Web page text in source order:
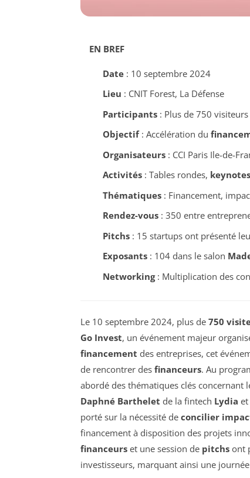
EN BREF
Date: 10 septembre 2024
Lieu : CNIT Forest, La Défense
Participants: Plus de 750 visiteurs
Objectif: Accélération du
Organisateurs: CCI Paris Ile-de-
Activités: Tables rondes, keynotes
Thématiques: Financement,
Rendez-vous: 350 entre
Pitchs: 15 startups ont présenté
Exposants: 104 dans le salon
Networking: Multiplication des
Le 10 septembre 2024, plus de 750
Go Invest, un événement majeur
financement des entreprises, cet
de rencontrer des financeurs. Au
abordé des thématiques clés concernant
Daphné Barthelet de la fintech Lydia et
porté sur la nécessité de concilier
financement à disposition des projets
financeurs et une session de pitchs ont
investisseurs, marquant ainsi une